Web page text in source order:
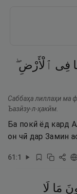
فِى ٱلْأَرْضِ ۖ
Саббаҳа лиллаҳи ма
Ъазӣзу-л-ҳакӣм.
Ба покӣ ёд кард
он чӣ дар Замин
61:1
مَا لَا